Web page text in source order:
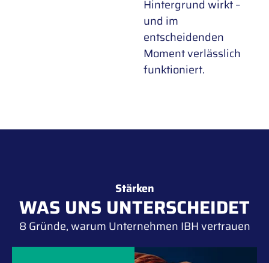
Hintergrund wirkt –
und im
entscheidenden
Moment verlässlich
funktioniert.
Stärken
WAS UNS UNTERSCHEIDET
8 Gründe, warum Unternehmen IBH vertrauen